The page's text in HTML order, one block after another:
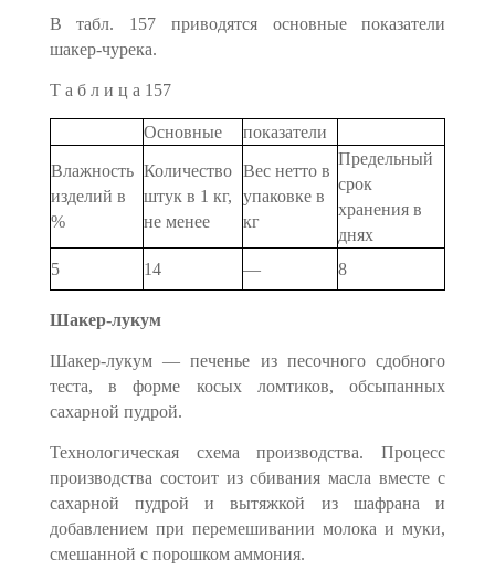
В табл. 157 приводятся основные показатели
шакер-чурека.
Т а б л и ц а 157
Основные показатели
Влажность
изделий в
%
Количество
штук в 1 кг,
не менее
Вес нетто в
упаковке в
кг
Предельный
срок
хранения в
днях
5
14 — 8
Шакер-лукум
Шакер-лукум — печенье из песочного сдобного
теста, в форме косых ломтиков, обсыпанных
сахарной пудрой.
Технологическая схема производства. Процесс
производства состоит из сбивания масла вместе с
сахарной пудрой и вытяжкой из шафрана и
добавлением при перемешивании молока и муки,
смешанной с порошком аммония.